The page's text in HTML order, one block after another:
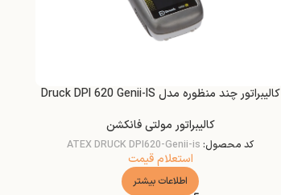
کالیبراتور چند منظوره مدل Druck DPI 620 Genii-IS
کالیبراتور مولتی فانکشن
کد محصول: ATEX DRUCK DPI620-Genii-is
استعلام قیمت
اطلاعات بیشتر